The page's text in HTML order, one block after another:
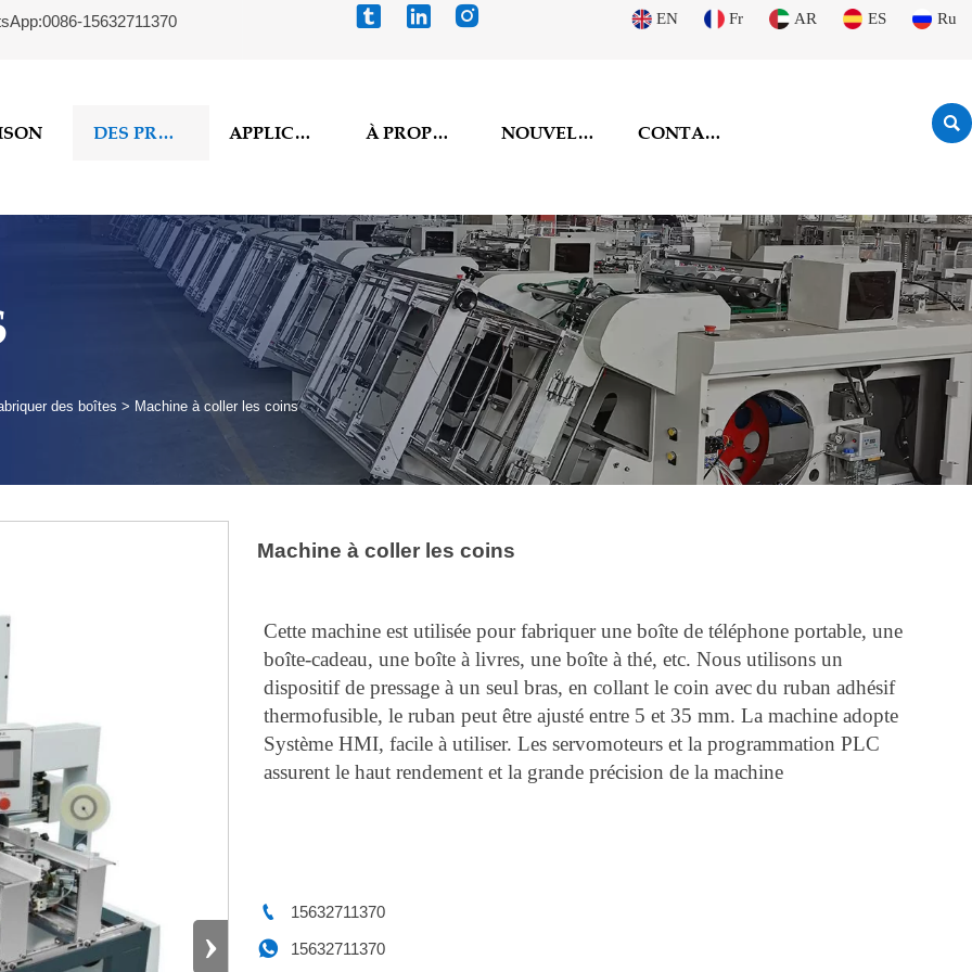
15632711370    EN Fr AR ES Ru
DES PRODUITS APPLICATION À PROPOS DE NOUS NOUVELLES CONTACTEZ-NOUS 
des boîtes > Machine à coller les coins
›
Machine à coller les coins
Cette machine est utilisée pour fabriquer une boîte de téléphone portable, une
boîte-cadeau, une boîte à livres, une boîte à thé, etc. Nous utilisons un
dispositif de pressage à un seul bras, en collant le coin avec du ruban adhésif
thermofusible, le ruban peut être ajusté entre 5 et 35 mm. La machine adopte
Système HMI, facile à utiliser.Les servomoteurs et la programmation PLC
assurent le haut rendement et la grande précision de la machine
 15632711370
 15632711370